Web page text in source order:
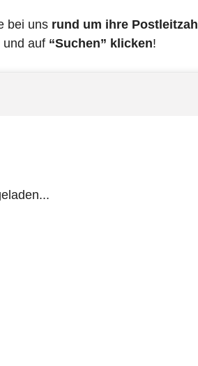
bei uns rund um ihre Postleitzahl
und auf “Suchen” klicken!